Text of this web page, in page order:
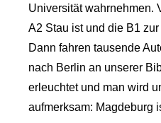
Universität wahrnehmen.
A2 Stau ist und die B1
Dann fahren tausende
nach Berlin an unserer
erleuchtet und man wird
aufmerksam: Magdeburg